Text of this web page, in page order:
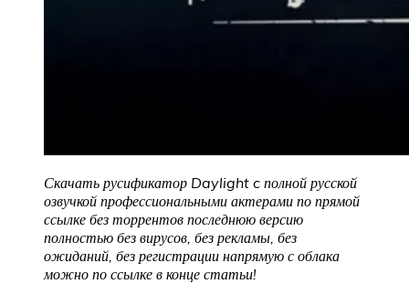
Скачать русификатор Daylight c полной русской
озвучкой профессиональными актерами по прямой
ссылке без торрентов последнюю версию
полностью без вирусов, без рекламы, без
ожиданий, без регистрации напрямую с облака
можно по ссылке в конце статьи!